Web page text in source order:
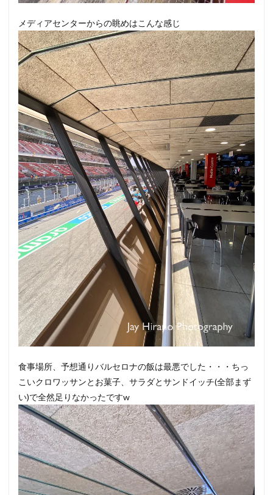
メディアセンターからの眺めはこんな感じ
食事場所、予想通りバルセロナの飯は最悪でした・・・ちっ
こいクロワッサンとお菓子、サラダとサンドイッチ(全部まず
い)で全然足りなかったですw